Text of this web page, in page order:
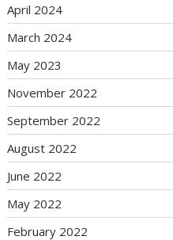
April 2024
March 2024
May 2023
November 2022
September 2022
August 2022
June 2022
May 2022
February 2022